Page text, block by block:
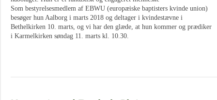
Som bestyrelsesmedlem af EBWU (europæiske baptisters kvinde union)
besøger hun Aalborg i marts 2018 og deltager i kvindestævne i
Bethelkirken 10. marts, og vi har den glæde, at hun kommer og prædiker
i Karmelkirken søndag 11. marts kl. 10.30.